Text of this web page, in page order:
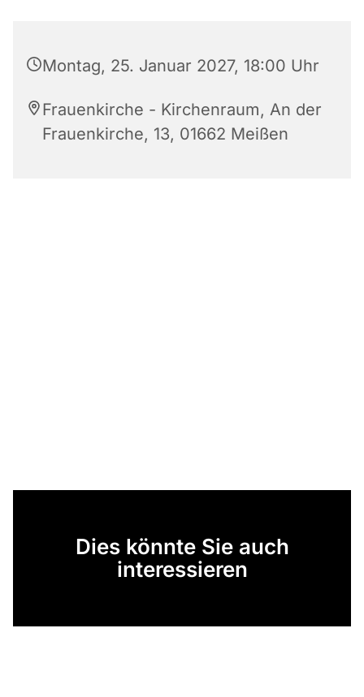
Montag, 25. Januar 2027, 18:00 Uhr
Frauenkirche - Kirchenraum, An der
Frauenkirche, 13, 01662 Meißen
Dies könnte Sie auch
interessieren